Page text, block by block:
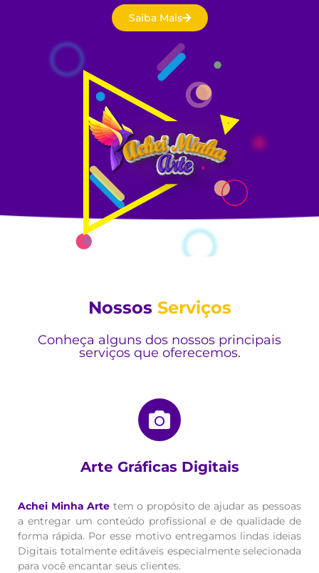
Saiba Mais
Nossos Serviços
Conheça alguns dos nossos principais
serviços que oferecemos.
Arte Gráficas Digitais
Achei Minha Arte tem o propósito de ajudar as pessoas
a entregar um conteúdo profissional e de qualidade de
forma rápida. Por esse motivo entregamos lindas ideias
Digitais totalmente editáveis especialmente selecionada
para você encantar seus clientes.